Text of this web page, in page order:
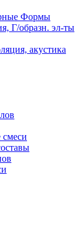
Формы
Г/образн. эл-ты
акустика